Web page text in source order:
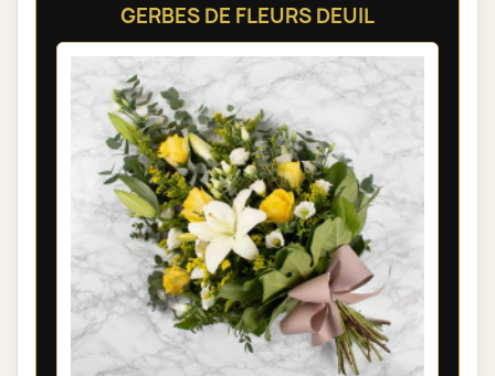
GERBES DE FLEURS DEUIL